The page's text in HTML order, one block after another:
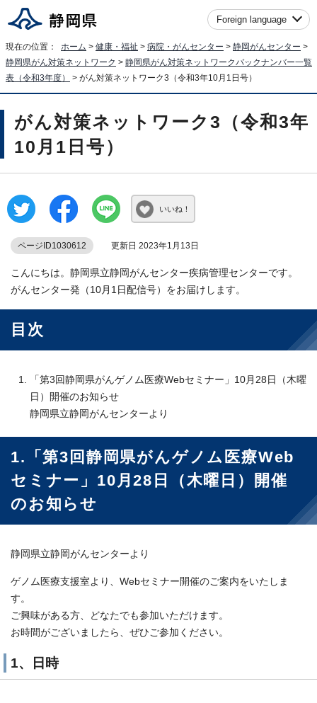
Foreign language
現在の位置： ホーム > 健康・福祉 > 病院・がんセンター > 静岡がんセンター >
静岡県がん対策ネットワーク > 静岡県がん対策ネットワークバックナンバー一覧
表（令和3年度）
> がん対策ネットワーク3（令和3年10月1日号）
がん対策ネットワーク3（令和3年
10月1日号）
いいね！
ページID1030612 更新日 2023年1月13日
こんにちは。静岡県立静岡がんセンター疾病管理センターです。
がんセンター発（10月1日配信号）をお届けします。
目次
「第3回静岡県がんゲノム医療Webセミナー」10月28日（木曜
日）開催のお知らせ
静岡県立静岡がんセンターより
1.「第3回静岡県がんゲノム医療Web
セミナー」10月28日（木曜日）開催
のお知らせ
静岡県立静岡がんセンターより
ゲノム医療支援室より、Webセミナー開催のご案内をいたしま
す。
ご興味がある方、どなたでも参加いただけます。
お時間がございましたら、ぜひご参加ください。
1、日時